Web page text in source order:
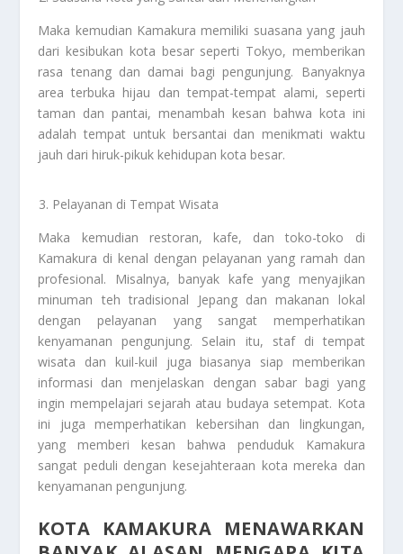
Maka kemudian Kamakura memiliki suasana yang jauh
dari kesibukan kota besar seperti Tokyo, memberikan
rasa tenang dan damai bagi pengunjung. Banyaknya
area terbuka hijau dan tempat-tempat alami, seperti
taman dan pantai, menambah kesan bahwa kota ini
adalah tempat untuk bersantai dan menikmati waktu
jauh dari hiruk-pikuk kehidupan kota besar.
Pelayanan di Tempat Wisata
Maka kemudian restoran, kafe, dan toko-toko di
Kamakura di kenal dengan pelayanan yang ramah dan
profesional. Misalnya, banyak kafe yang menyajikan
minuman teh tradisional Jepang dan makanan lokal
dengan pelayanan yang sangat memperhatikan
kenyamanan pengunjung. Selain itu, staf di tempat
wisata dan kuil-kuil juga biasanya siap memberikan
informasi dan menjelaskan dengan sabar bagi yang
ingin mempelajari sejarah atau budaya setempat. Kota
ini juga memperhatikan kebersihan dan lingkungan,
yang memberi kesan bahwa penduduk Kamakura
sangat peduli dengan kesejahteraan kota mereka dan
kenyamanan pengunjung.
KOTA KAMAKURA MENAWARKAN